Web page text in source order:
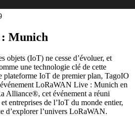
Munich
objets (IoT) ne cesse d’évoluer, et
une technologie clé de cette
plateforme IoT de premier plan, TagoIO
LoRaWAN Live : Munich en
Alliance®, cet événement a réuni
entreprises de l’IoT du monde entier,
d’explorer l’univers LoRaWAN.